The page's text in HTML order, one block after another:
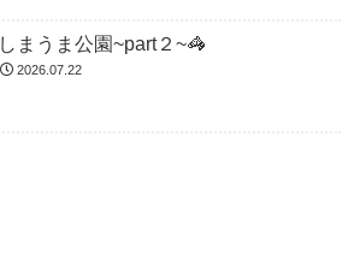
しまうま公園~part２~🦓
2026.07.22